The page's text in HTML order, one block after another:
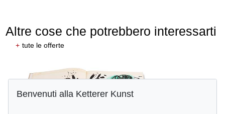
Altre cose che potrebbero interessarti
+ tute le offerte
Benvenuti alla Ketterer Kunst